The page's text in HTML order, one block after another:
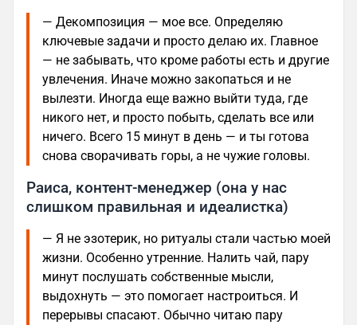
— Декомпозиция — мое все. Определяю
ключевые задачи и просто делаю их. Главное
— не забывать, что кроме работы есть и другие
увлечения. Иначе можно закопаться и не
вылезти. Иногда еще важно выйти туда, где
никого нет, и просто побыть, сделать все или
ничего. Всего 15 минут в день — и ты готова
снова сворачивать горы, а не чужие головы.
Раиса, контент-менеджер (она у нас
слишком правильная и идеалистка)
— Я не эзотерик, но ритуалы стали частью моей
жизни. Особенно утренние. Налить чай, пару
минут послушать собственные мысли,
выдохнуть — это помогает настроиться. И
перерывы спасают. Обычно читаю пару